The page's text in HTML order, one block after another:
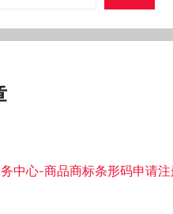
中心-商品商标条形码申请注